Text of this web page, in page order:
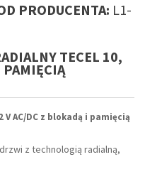
PRODUCENTA: L1-
TECEL 10,
PAMIĘCIĄ
AC/DC z blokadą i pamięcią
z technologią radialną,